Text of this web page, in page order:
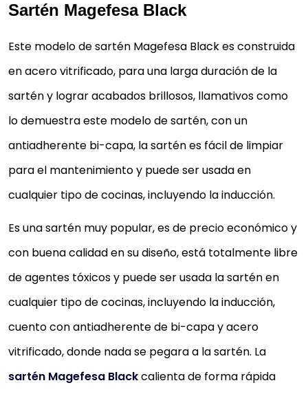
Sartén Magefesa Black
Este modelo de sartén Magefesa Black es construida
en acero vitrificado, para una larga duración de la
sartén y lograr acabados brillosos, llamativos como
lo demuestra este modelo de sartén, con un
antiadherente bi-capa, la sartén es fácil de limpiar
para el mantenimiento y puede ser usada en
cualquier tipo de cocinas, incluyendo la inducción.
Es una sartén muy popular, es de precio económico y
con buena calidad en su diseño, está totalmente libre
de agentes tóxicos y puede ser usada la sartén en
cualquier tipo de cocinas, incluyendo la inducción,
cuento con antiadherente de bi-capa y acero
vitrificado, donde nada se pegara a la sartén. La
sartén Magefesa Blackcalienta de forma rápida